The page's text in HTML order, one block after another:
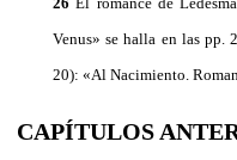
Venus» se halla en las pp.
20): «Al Nacimiento.
CAPÍTULOS